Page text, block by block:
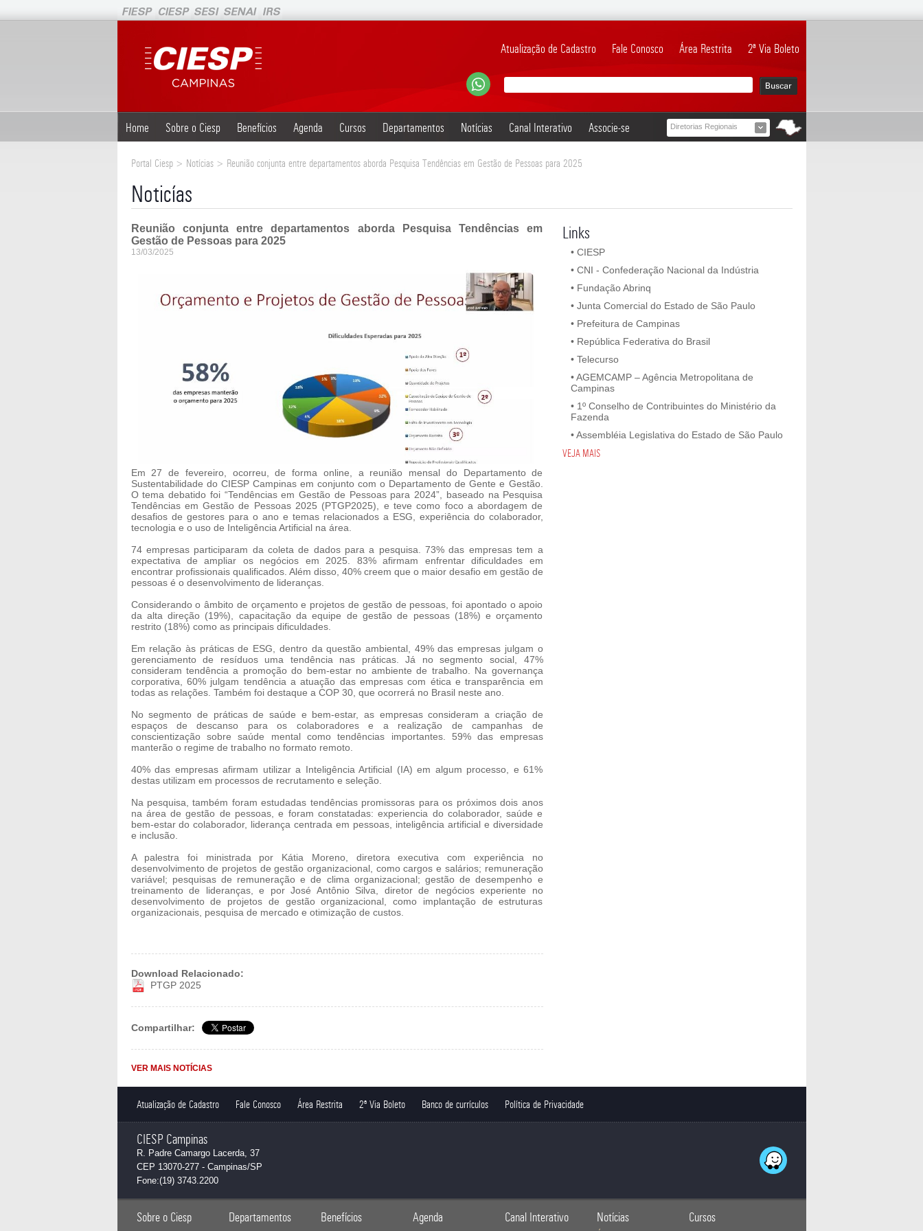
Atualização de Cadastro Fale Conosco Área Restrita 2ª Via Boleto
Home Sobre o Ciesp Benefícios Agenda Cursos Departamentos Notícias Canal Interativo Associe-se Diretorias Regionais
Portal Ciesp > Notícias > Reunião conjunta entre departamentos aborda Pesquisa Tendências em Gestão de Pessoas para 2025
Noticías
Reunião conjunta entre departamentos aborda Pesquisa Tendências em
Gestão de Pessoas para 2025
13/03/2025
Em 27 de fevereiro, ocorreu, de forma online, a reunião mensal do Departamento de
Sustentabilidade do CIESP Campinas em conjunto com o Departamento de Gente e Gestão.
O tema debatido foi “Tendências em Gestão de Pessoas para 2024”, baseado na Pesquisa
Tendências em Gestão de Pessoas 2025 (PTGP2025), e teve como foco a abordagem de
desafios de gestores para o ano e temas relacionados a ESG, experiência do colaborador,
tecnologia e o uso de Inteligência Artificial na área.
74 empresas participaram da coleta de dados para a pesquisa. 73% das empresas tem a
expectativa de ampliar os negócios em 2025. 83% afirmam enfrentar dificuldades em
encontrar profissionais qualificados. Além disso, 40% creem que o maior desafio em gestão de
pessoas é o desenvolvimento de lideranças.
Considerando o âmbito de orçamento e projetos de gestão de pessoas, foi apontado o apoio
da alta direção (19%), capacitação da equipe de gestão de pessoas (18%) e orçamento
restrito (18%) como as principais dificuldades.
Em relação às práticas de ESG, dentro da questão ambiental, 49% das empresas julgam o
gerenciamento de resíduos uma tendência nas práticas. Já no segmento social, 47%
consideram tendência a promoção do bem-estar no ambiente de trabalho. Na governança
corporativa, 60% julgam tendência a atuação das empresas com ética e transparência em
todas as relações. Também foi destaque a COP 30, que ocorrerá no Brasil neste ano.
No segmento de práticas de saúde e bem-estar, as empresas consideram a criação de
espaços de descanso para os colaboradores e a realização de campanhas de
conscientização sobre saúde mental como tendências importantes. 59% das empresas
manterão o regime de trabalho no formato remoto.
40% das empresas afirmam utilizar a Inteligência Artificial (IA) em algum processo, e 61%
destas utilizam em processos de recrutamento e seleção.
Na pesquisa, também foram estudadas tendências promissoras para os próximos dois anos
na área de gestão de pessoas, e foram constatadas: experiencia do colaborador, saúde e
bem-estar do colaborador, liderança centrada em pessoas, inteligência artificial e diversidade
e inclusão.
A palestra foi ministrada por Kátia Moreno, diretora executiva com experiência no
desenvolvimento de projetos de gestão organizacional, como cargos e salários; remuneração
variável; pesquisas de remuneração e de clima organizacional; gestão de desempenho e
treinamento de lideranças, e por José Antônio Silva, diretor de negócios experiente no
desenvolvimento de projetos de gestão organizacional, como implantação de estruturas
organizacionais, pesquisa de mercado e otimização de custos.
Download Relacionado:
PTGP 2025
Compartilhar:
VER MAIS NOTÍCIAS
Links
• CIESP
• CNI - Confederação Nacional da Indústria
• Fundação Abrinq
• Junta Comercial do Estado de São Paulo
• Prefeitura de Campinas
• República Federativa do Brasil
• Telecurso
•AGEMCAMP – Agência Metropolitana de
Campinas
• 1º Conselho de Contribuintes do Ministério da
Fazenda
•Assembléia Legislativa do Estado de São Paulo
VEJA MAIS
Atualização de Cadastro Fale Conosco Área Restrita 2ª Via Boleto Banco de currículos Política de Privacidade
CIESP Campinas
R. Padre Camargo Lacerda, 37
CEP 13070-277 - Campinas/SP
Fone:(19) 3743.2200
Sobre o Ciesp Departamentos Benefícios Agenda Canal Interativo Notícias Cursos